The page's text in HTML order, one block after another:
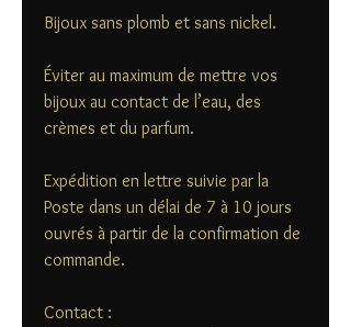
Bijoux sans plomb et sans nickel.
Éviter au maximum de mettre vos
bijoux au contact de l’eau, des
crèmes et du parfum.
Expédition en lettre suivie par la
Poste dans un délai de 7 à 10 jours
ouvrés à partir de la confirmation de
commande.
Contact :